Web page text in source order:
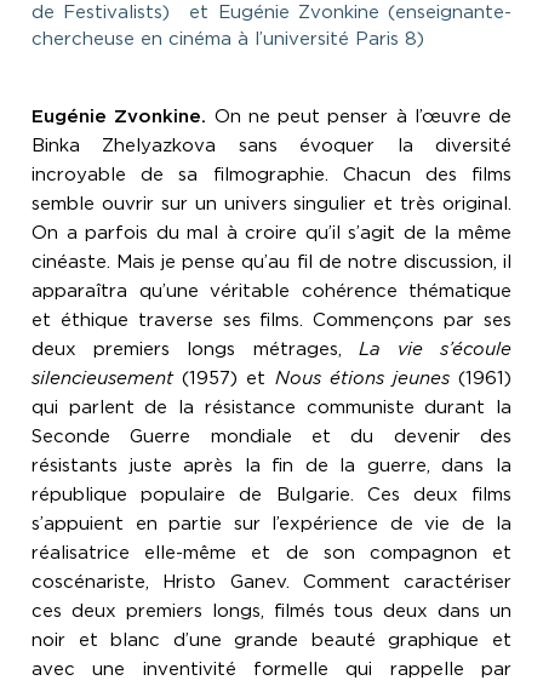
de Festivalists) et Eugénie Zvonkine (enseignante-
chercheuse en cinéma à l’université Paris 8)
Eugénie Zvonkine. On ne peut penser à l’œuvre de
Binka Zhelyazkova sans évoquer la diversité
incroyable de sa filmographie. Chacun des films
semble ouvrir sur un univers singulier et très original.
On a parfois du mal à croire qu’il s’agit de la même
cinéaste. Mais je pense qu’au fil de notre discussion, il
apparaîtra qu’une véritable cohérence thématique
et éthique traverse ses films. Commençons par ses
deux premiers longs métrages, La vie s’écoule
silencieusement(1957) et Nous étions jeunes(1961)
qui parlent de la résistance communiste durant la
Seconde Guerre mondiale et du devenir des
résistants juste après la fin de la guerre, dans la
république populaire de Bulgarie. Ces deux films
s’appuient en partie sur l’expérience de vie de la
réalisatrice elle-même et de son compagnon et
coscénariste, Hristo Ganev. Comment caractériser
ces deux premiers longs, filmés tous deux dans un
noir et blanc d’une grande beauté graphique et
avec une inventivité formelle qui rappelle par